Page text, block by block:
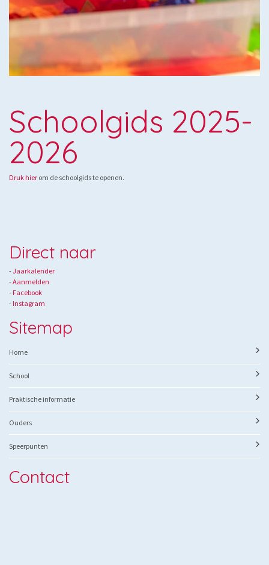
Schoolgids 2025-
2026
Druk hier om de schoolgids te openen.
Direct naar
-Jaarkalender
- ​Aanmelden
- Facebook
- Instagram
Sitemap
Home
School
Praktische informatie
Ouders
Speerpunten
Contact